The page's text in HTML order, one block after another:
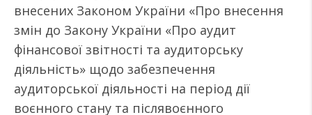
внесених Законом України «Про внесення
змін до Закону України «Про аудит
фінансової звітності та аудиторську
діяльність» щодо забезпечення
аудиторської діяльності на період дії
воєнного стану та післявоєнного